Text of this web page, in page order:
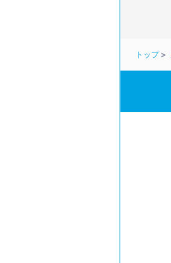
トップ